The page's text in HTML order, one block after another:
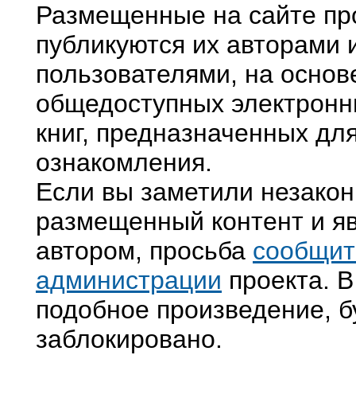
Размещенные на сайте
публикуются их авторами
пользователями, на
общедоступных
книг, предназначенных
ознакомления.
Если вы заметили
размещенный контент и
автором, просьба
администрации проекта.
подобное произведение,
заблокировано.